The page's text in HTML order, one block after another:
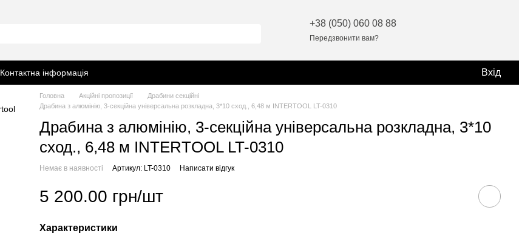
+38 (050) 060 08 88
Передзвонити вам?
Контактна інформація Вхід
Головна Акційні пропозиції
Драбини секційні
Драбина з алюмінію, 3-секційна універсальна розкладна, 3*10 сход., 6,48 м INTERTOOL LT-0310
Драбина з алюмінію, 3-секційна універсальна розкладна, 3*10
сход., 6,48 м INTERTOOL LT-0310
Немає в наявності Артикул: LT-0310 Написати відгук
5 200.00 грн/шт
Характеристики